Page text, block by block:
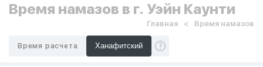
Время намазов в г. Уэйн Каунти
Главная Время намазов
Время расчета